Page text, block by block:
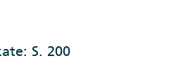
S. 200